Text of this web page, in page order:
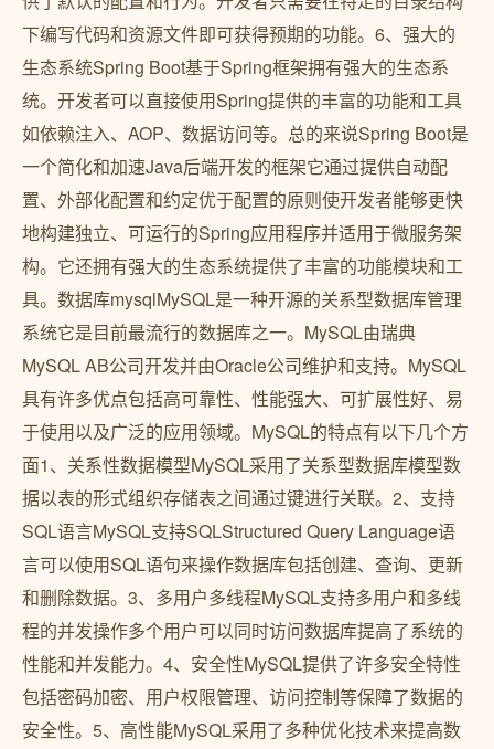
下编写代码和资源文件即可获得预期的功能。6、强大的
生态系统Spring Boot基于Spring框架拥有强大的生态系
统。开发者可以直接使用Spring提供的丰富的功能和工具
如依赖注入、AOP、数据访问等。总的来说Spring Boot是
一个简化和加速Java后端开发的框架它通过提供自动配
置、外部化配置和约定优于配置的原则使开发者能够更快
地构建独立、可运行的Spring应用程序并适用于微服务架
构。它还拥有强大的生态系统提供了丰富的功能模块和工
具。数据库mysqlMySQL是一种开源的关系型数据库管理
系统它是目前最流行的数据库之一。MySQL由瑞典
MySQL AB公司开发并由Oracle公司维护和支持。MySQL
具有许多优点包括高可靠性、性能强大、可扩展性好、易
于使用以及广泛的应用领域。MySQL的特点有以下几个方
面1、关系性数据模型MySQL采用了关系型数据库模型数
据以表的形式组织存储表之间通过键进行关联。2、支持
SQL语言MySQL支持SQLStructured Query Language语
言可以使用SQL语句来操作数据库包括创建、查询、更新
和删除数据。3、多用户多线程MySQL支持多用户和多线
程的并发操作多个用户可以同时访问数据库提高了系统的
性能和并发能力。4、安全性MySQL提供了许多安全特性
包括密码加密、用户权限管理、访问控制等保障了数据的
安全性。5、高性能MySQL采用了多种优化技术来提高数